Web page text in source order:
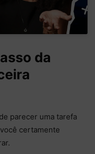
da
parecer uma tarefa
certamente